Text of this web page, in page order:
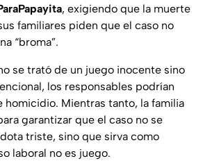
, exigiendo que la muerte
familiares piden que el caso no
“broma”.
se trató de un juego inocente sino
los responsables podrían
homicidio. Mientras tanto, la familia
garantizar que el caso no se
triste, sino que sirva como
laboral no es juego.